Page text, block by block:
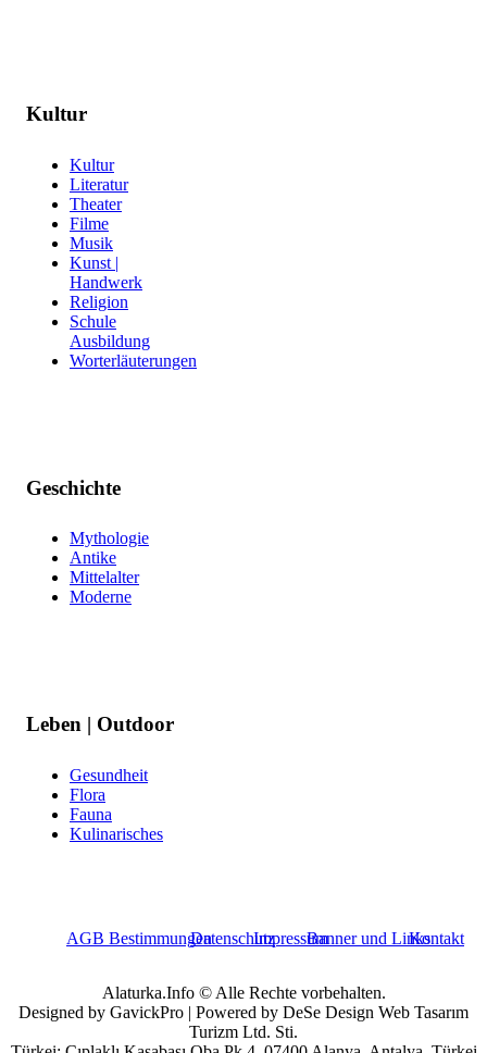
Kultur
Kultur
Literatur
Theater
Filme
Musik
Kunst |
Handwerk
Religion
Schule
Ausbildung
Worterläuterungen
Geschichte
Mythologie
Antike
Mittelalter
Moderne
Leben | Outdoor
Gesundheit
Flora
Fauna
Kulinarisches
AGB BestimmungenDatenschutzImpressumBanner und LinksKontakt
Alaturka.Info © Alle Rechte vorbehalten.
Designed by GavickPro | Powered by DeSe Design Web Tasarım
Turizm Ltd. Sti.